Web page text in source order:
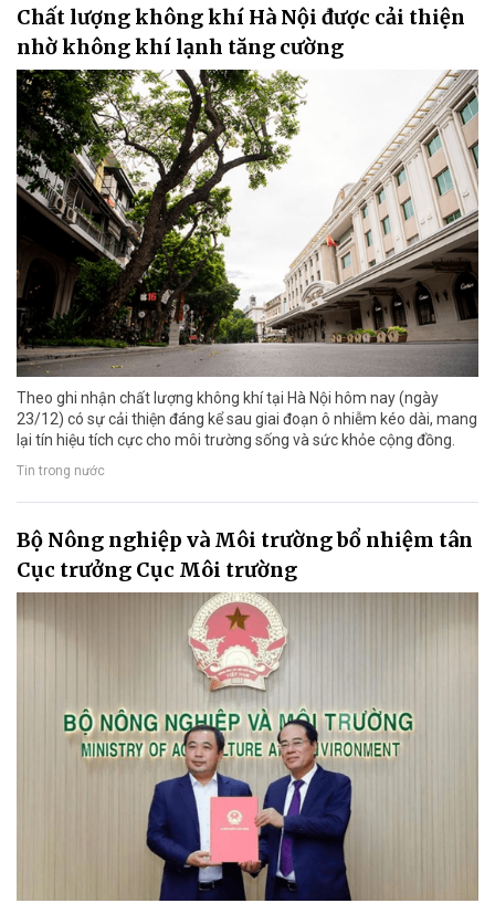
Chất lượng không khí Hà Nội được cải thiện
nhờ không khí lạnh tăng cường
Theo ghi nhận chất lượng không khí tại Hà Nội hôm nay (ngày
23/12) có sự cải thiện đáng kể sau giai đoạn ô nhiễm kéo dài, mang
lại tín hiệu tích cực cho môi trường sống và sức khỏe cộng đồng.
Tin trong nước
Bộ Nông nghiệp và Môi trường bổ nhiệm tân
Cục trưởng Cục Môi trường